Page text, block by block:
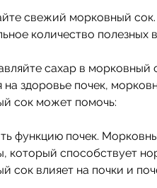
свежий морковный
количество полезных
сахар в морковный
на здоровье почек,
сок может помочь:
функцию почек.
который способствует
сок влияет на почки и